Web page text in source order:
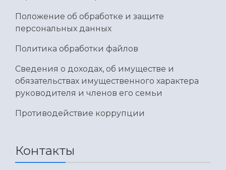
Международный межвузовский кампус
Сведения об образовательной организации
Официальные документы
Положение об обработке и защите
персональных данных
Политика обработки файлов
Сведения о доходах, об имуществе и
обязательствах имущественного характера
руководителя и членов его семьи
Противодействие коррупции
Контакты